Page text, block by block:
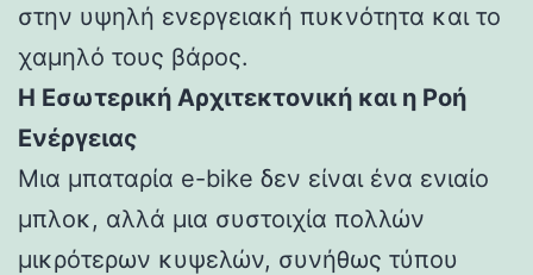
στην υψηλή ενεργειακή πυκνότητα και το
χαμηλό τους βάρος.
Η Εσωτερική Αρχιτεκτονική και η Ροή
Ενέργειας
Μια μπαταρία e-bike δεν είναι ένα ενιαίο
μπλοκ, αλλά μια συστοιχία πολλών
μικρότερων κυψελών, συνήθως τύπου